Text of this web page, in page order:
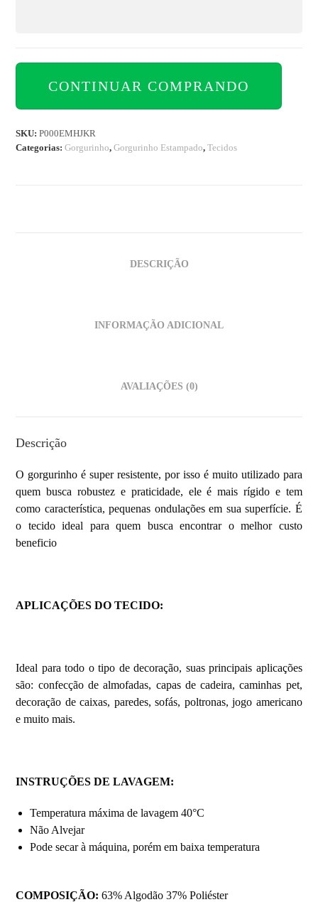
CONTINUAR COMPRANDO
SKU:P000EMHJKR
Categorias:Gorgurinho,Gorgurinho Estampado,Tecidos
DESCRIÇÃO
INFORMAÇÃO ADICIONAL
AVALIAÇÕES (0)
Descrição
O gorgurinho é super resistente, por isso é muito utilizado para
quem busca robustez e praticidade, ele é mais rígido e tem
como característica, pequenas ondulações em sua superfície. É
o tecido ideal para quem busca encontrar o melhor custo
beneficio
APLICAÇÕES DO TECIDO:
Ideal para todo o tipo de decoração, suas principais aplicações
são: confecção de almofadas, capas de cadeira, caminhas pet,
decoração de caixas, paredes, sofás, poltronas, jogo americano
e muito mais.
INSTRUÇÕES DE LAVAGEM:
Temperatura máxima de lavagem 40°C
Não Alvejar
Pode secar à máquina, porém em baixa temperatura
COMPOSIÇÃO: 63% Algodão 37% Poliéster